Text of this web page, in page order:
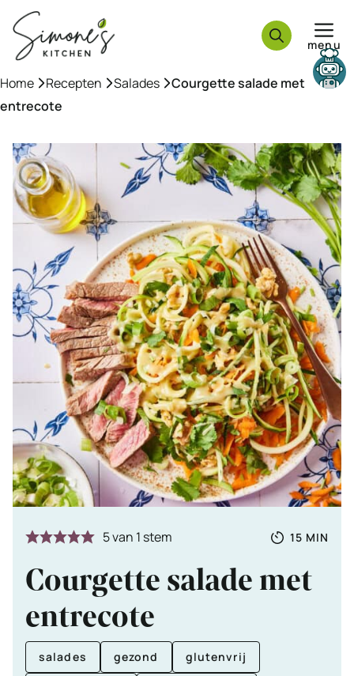
naar
inhoud
menu
Home »Recepten »Salades »Courgette salade met
entrecote
5van 1 stem
Totale
15 MIN
Courgette salade met
entrecote
salades gezond glutenvrij